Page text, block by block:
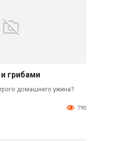
грибами
домашнего ужина?
790